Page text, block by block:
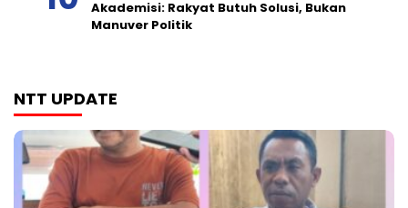
Akademisi: Rakyat Butuh Solusi, Bukan
Manuver Politik
NTT UPDATE